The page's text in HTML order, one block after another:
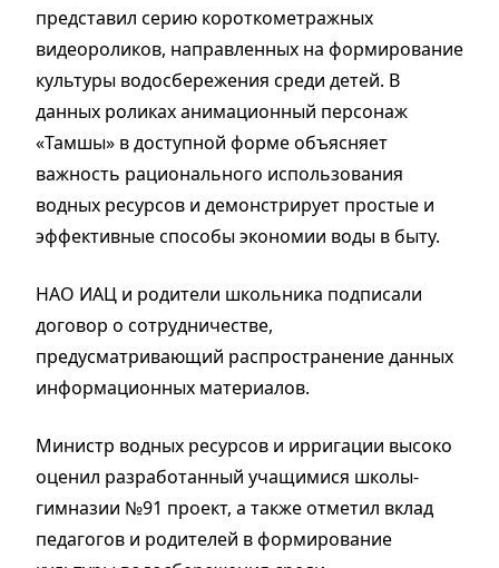
представил серию короткометражных
видеороликов, направленных на формирование
культуры водосбережения среди детей. В
данных роликах анимационный персонаж
«Тамшы» в доступной форме объясняет
важность рационального использования
водных ресурсов и демонстрирует простые и
эффективные способы экономии воды в быту.
НАО ИАЦ и родители школьника подписали
договор о сотрудничестве,
предусматривающий распространение данных
информационных материалов.
Министр водных ресурсов и ирригации высоко
оценил разработанный учащимися школы-
гимназии №91 проект, а также отметил вклад
педагогов и родителей в формирование